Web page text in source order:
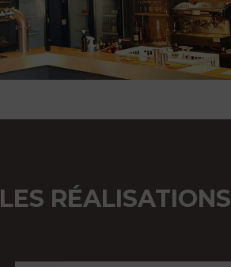
LES RÉALISATIONS